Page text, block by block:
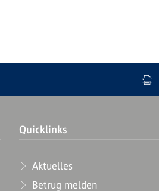
Quicklinks
Aktuelles
Betrug melden